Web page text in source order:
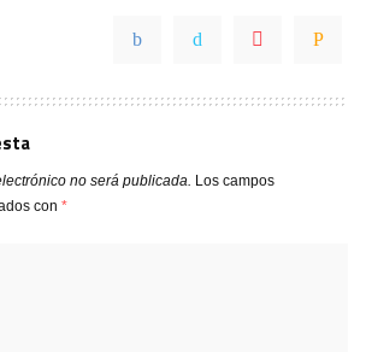
no será publicada. Los campos
con *